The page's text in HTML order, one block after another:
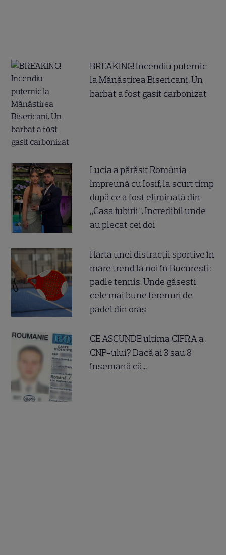
BREAKING! Incendiu puternic
la Mănăstirea Bisericani. Un
barbat a fost gasit carbonizat
Lucia a părăsit România
împreună cu Iosif, la scurt timp
după ce a fost eliminată din
„Casa iubirii”. Incredibil unde
au plecat cei doi
Harta unei distracții sportive în
mare trend la noi în București:
padle tennis. Unde găsești
cele mai bune terenuri de
padel din oraș
CE ASCUNDE ultima CIFRA a
CNP-ului? Dacă ai 3 sau 8
însemană că...